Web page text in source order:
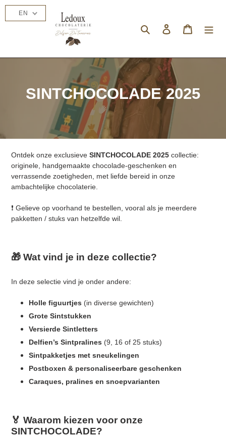
Skip
Search Log in Cart
C
l
e
c
t
i
n
:
SINTCHOCOLADE 2025
Ontdek onze exclusieve SINTCHOCOLADE 2025 collectie:
originele, handgemaakte chocolade‑geschenken en
verrassende zoetigheden, met liefde bereid in onze
ambachtelijke chocolaterie.
❗ Gelieve op voorhand te bestellen, vooral als je meerdere
pakketten / stuks van hetzelfde wil.
🎁 Wat vind je in deze collectie?
In deze selectie vind je onder andere:
Holle figuurtjes (in diverse gewichten)
Grote Sintstukken
Versierde Sintletters
Delfien’s Sintpralines (9, 16 of 25 stuks)
Sintpakketjes met sneukelingen
Postboxen & personaliseerbare geschenken
Caraques, pralines en snoepvarianten
🏅 Waarom kiezen voor onze
SINTCHOCOLADE?
EN